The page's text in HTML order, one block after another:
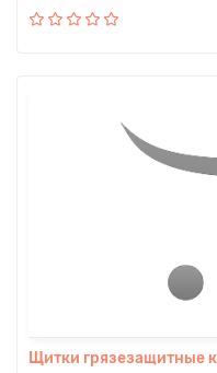
Щитки грязезащитные